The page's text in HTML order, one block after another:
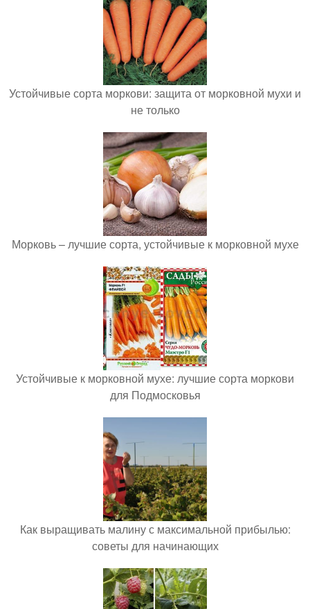
Устойчивые сорта моркови: защита от морковной мухи и
не только
Морковь – лучшие сорта, устойчивые к морковной мухе
Устойчивые к морковной мухе: лучшие сорта моркови
для Подмосковья
Как выращивать малину с максимальной прибылью:
советы для начинающих